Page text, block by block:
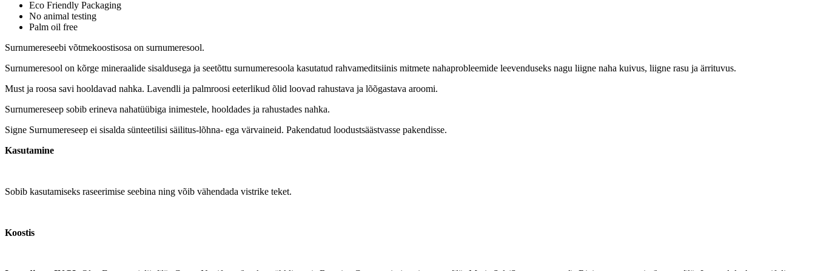
Eco Friendly Packaging
No animal testing
Palm oil free
Surnumereseebi võtmekoostisosa on surnumeresool.
Surnumeresool on kõrge mineraalide sisaldusega ja seetõttu surnumeresoola kasutatud rahvameditsiinis mitmete nahaprobleemide leevenduseks nagu liigne naha kuivus, liigne rasu ja ärrituvus.
Must ja roosa savi hooldavad nahka. Lavendli ja palmroosi eeterlikud õlid loovad rahustava ja lõõgastava aroomi.
Surnumereseep sobib erineva nahatüübiga inimestele, hooldades ja rahustades nahka.
Signe Surnumereseep ei sisalda sünteetilisi säilitus-lõhna- ega värvaineid. Pakendatud loodustsäästvasse pakendisse.
Kasutamine
Sobib kasutamiseks raseerimise seebina ning võib vähendada vistrike teket.
Koostis